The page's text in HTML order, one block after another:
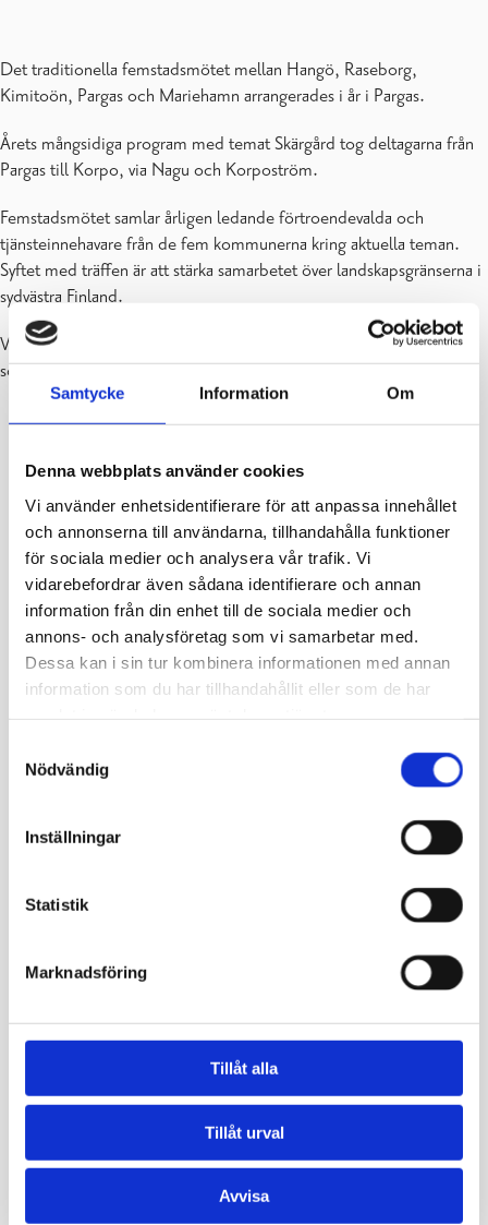
Samtycke Information Om
Denna webbplats använder cookies
Vi använder enhetsidentifierare för att anpassa innehållet
och annonserna till användarna, tillhandahålla funktioner
för sociala medier och analysera vår trafik. Vi
vidarebefordrar även sådana identifierare och annan
information från din enhet till de sociala medier och
annons- och analysföretag som vi samarbetar med.
Dessa kan i sin tur kombinera informationen med annan
information som du har tillhandahållit eller som de har
Nödvändig
Inställningar
Statistik
Marknadsföring
Tillåt alla
Tillåt urval
Avvisa
Det traditionella femstadsmötet mellan Hangö, Raseborg,
Kimitoön, Pargas och Mariehamn arrangerades i år i Pargas.
Årets mångsidiga program med temat Skärgård tog deltagarna från
Pargas till Korpo, via Nagu och Korpoström.
Femstadsmötet samlar årligen ledande förtroendevalda och
tjänsteinnehavare från de fem kommunerna kring aktuella teman.
Syftet med träffen är att stärka samarbetet över landskapsgränserna i
sydvästra Finland.
Vi tackar våra femstadsvänner för många intressanta diskussioner
som fördes under dagens lopp!